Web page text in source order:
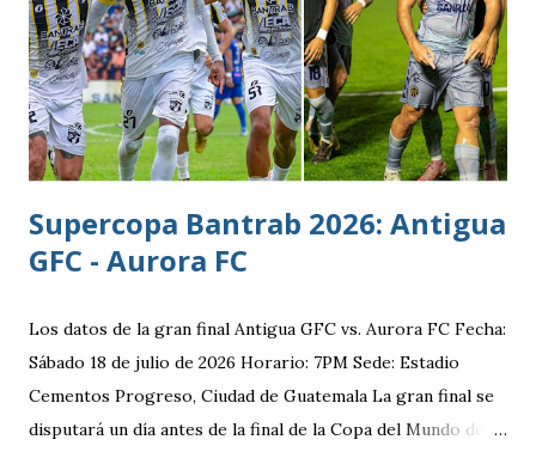
Supercopa Bantrab 2026: Antigua
GFC - Aurora FC
Los datos de la gran final Antigua GFC vs. Aurora FC Fecha:
Sábado 18 de julio de 2026 Horario: 7PM Sede: Estadio
Cementos Progreso, Ciudad de Guatemala La gran final se
disputará un día antes de la final de la Copa del Mundo de la